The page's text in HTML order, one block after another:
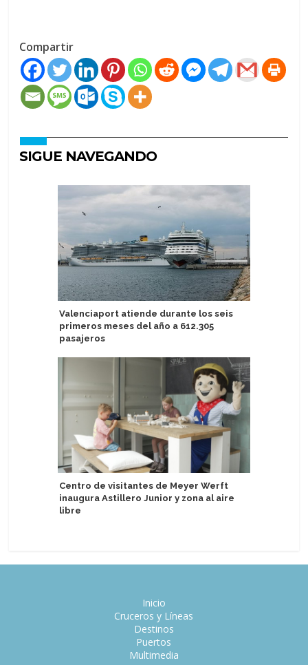
Compartir
SIGUE NAVEGANDO
Valenciaport atiende durante los seis
primeros meses del año a 612.305
pasajeros
Centro de visitantes de Meyer Werft
inaugura Astillero Junior y zona al aire
libre
Inicio
Cruceros y Líneas
Destinos
Puertos
Multimedia